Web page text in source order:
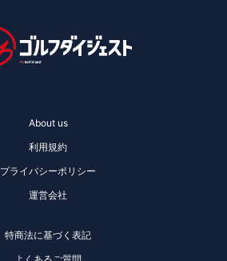
About us
利用規約
プライバシーポリシー
運営会社
特商法に基づく表記